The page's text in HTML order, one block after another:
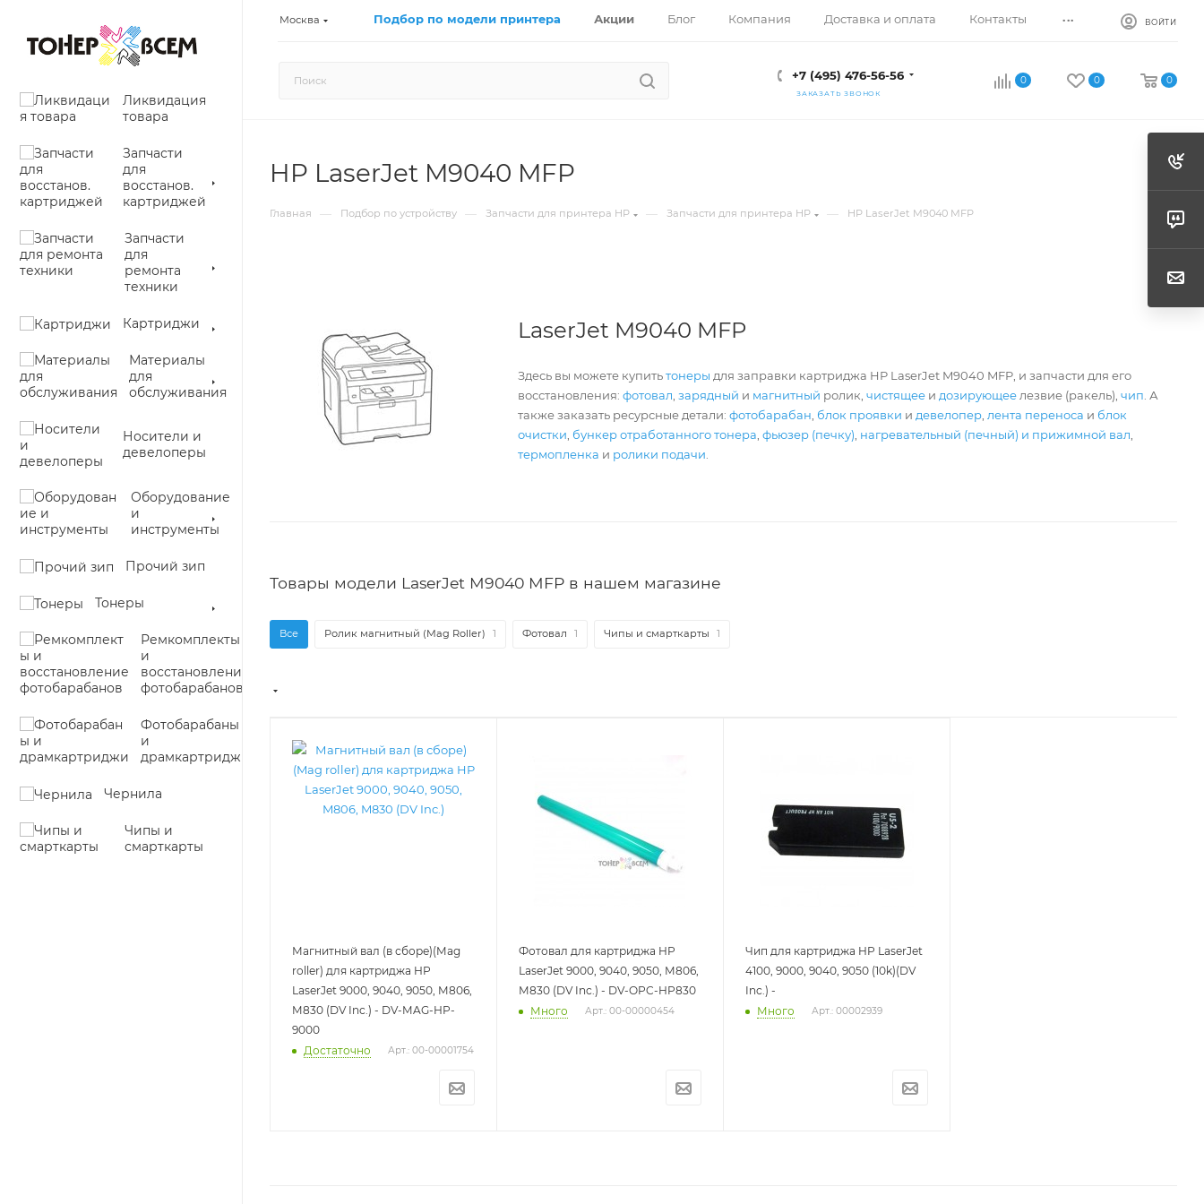
Москва Подбор по модели принтера Акции Блог Компания Доставка и оплата Контакты ... ВОЙТИ
+7 (495) 476-56-56
ЗАКАЗАТЬ ЗВОНОК
0 0 0
Ликвидация
товара
Запчасти
для
восстанов.
картриджей
Запчасти
для
ремонта
техники
Картриджи
Материалы
для
обслуживания
Носители и
девелоперы
Оборудование
и
инструменты
Прочий зип
Тонеры
Ремкомплекты
и
восстановление
фотобарабанов
Фотобарабаны
и
драмкартриджи
Чернила
Чипы и
смарткарты
HP LaserJet M9040 MFP
Главная — Подбор по устройству — Запчасти для принтера HP — Запчасти для принтера HP — HP LaserJet M9040 MFP
LaserJet M9040 MFP
Здесь вы можете купитьтонеры для заправки картриджа HP LaserJet M9040 MFP, и запчасти для его
восстановления:фотовал ,зарядный и магнитный ролик,чистящее и дозирующее лезвие (ракель),чип . А
также заказать ресурсные детали:фотобарабан блок проявки и девелопер лента переноса и блок
очистки бункер отработанного тонера ,фьюзер (печку) нагревательный (печный) и прижимной вал
термопленка и ролики подачи
Товары модели LaserJet M9040 MFP в нашем магазине
Все Ролик магнитный (Mag Roller) 1 Фотовал 1 Чипы и смарткарты 1
Магнитный вал (в сборе)(Mag
roller) для картриджа HP
LaserJet 9000, 9040, 9050, M806,
M830 (DV Inc.) - DV-MAG-HP-
9000
Достаточно
Арт.: 00-00001754
Фотовал для картриджа HP
LaserJet 9000, 9040, 9050, M806,
M830 (DV Inc.) - DV-OPC-HP830
Много
Арт.: 00-00000454
Чип для картриджа HP LaserJet
4100, 9000, 9040, 9050 (10k)(DV
Inc.) -
Много
Арт.: 00002939